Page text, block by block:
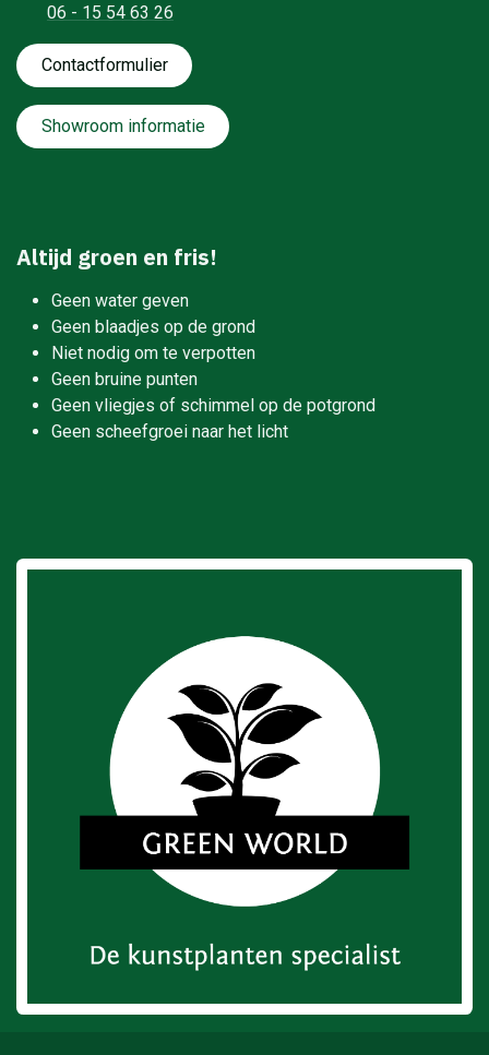
06 - 15 54 63 26
Contactformulie​​​​​​​​r
Showroom informatie
Altijd groen en fris!
Geen water geven
Geen blaadjes op de grond
Niet nodig om te verpotten
Geen bruine punten
Geen vliegjes of schimmel op de potgrond
Geen scheefgroei naar het licht